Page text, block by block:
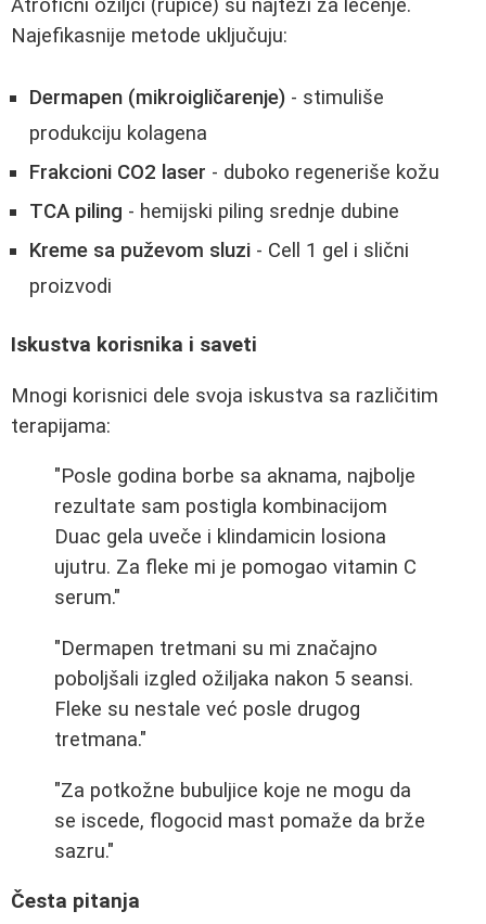
Atrofični ožiljci (rupice) su najteži za lečenje.
Najefikasnije metode uključuju:
Dermapen (mikroigličarenje) - stimuliše
produkciju kolagena
Frakcioni CO2 laser - duboko regeneriše kožu
TCA piling - hemijski piling srednje dubine
Kreme sa puževom sluzi - Cell 1 gel i slični
proizvodi
Iskustva korisnika i saveti
Mnogi korisnici dele svoja iskustva sa različitim
terapijama:
"Posle godina borbe sa aknama, najbolje
rezultate sam postigla kombinacijom
Duac gela uveče i klindamicin losiona
ujutru. Za fleke mi je pomogao vitamin C
serum."
"Dermapen tretmani su mi značajno
poboljšali izgled ožiljaka nakon 5 seansi.
Fleke su nestale već posle drugog
tretmana."
"Za potkožne bubuljice koje ne mogu da
se iscede, flogocid mast pomaže da brže
sazru."
Česta pitanja